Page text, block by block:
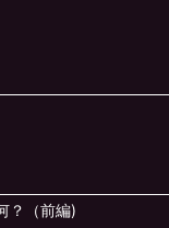
？（前編)